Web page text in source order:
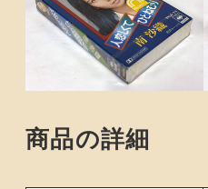
商品の詳細